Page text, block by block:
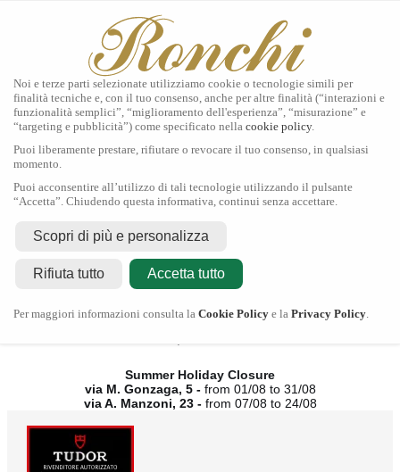
Tudor
Orologi
Secondo Polso
Contatti
Chiusura Estiva
dal 01/08 al 31/08
Summer Holiday Closure
via M. Gonzaga, 5 - from 01/08 to 31/08
via A. Manzoni, 23 - from 07/08 to 24/08
Noi e terze parti selezionate utilizziamo cookie o tecnologie simili per
finalità tecniche e, con il tuo consenso, anche per altre finalità (“interazioni e
funzionalità semplici”, “miglioramento dell'esperienza”, “misurazione” e
“targeting e pubblicità”) come specificato nella cookie policy.
Puoi liberamente prestare, rifiutare o revocare il tuo consenso, in qualsiasi
momento.
Puoi acconsentire all’utilizzo di tali tecnologie utilizzando il pulsante
“Accetta”. Chiudendo questa informativa, continui senza accettare.
Scopri di più e personalizza
Rifiuta tutto Accetta tutto
Per maggiori informazioni consulta la Cookie Policy e la Privacy Policy.